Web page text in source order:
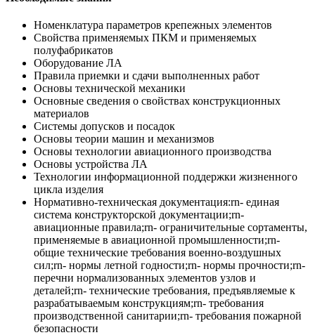
Номенклатура параметров крепежных элементов
Свойства применяемых ПКМ и применяемых
полуфабрикатов
Оборудование ЛА
Правила приемки и сдачи выполненных работ
Основы технической механики
Основные сведения о свойствах конструкционных
материалов
Системы допусков и посадок
Основы теории машин и механизмов
Основы технологии авиационного производства
Основы устройства ЛА
Технологии информационной поддержки жизненного
цикла изделия
Нормативно-техническая документация:rn- единая
система конструкторской документации;rn-
авиационные правила;rn- ограничительные сортаменты,
применяемые в авиационной промышленности;rn-
общие технические требования военно-воздушных
сил;rn- нормы летной годности;rn- нормы прочности;rn-
перечни нормализованных элементов узлов и
деталей;rn- технические требования, предъявляемые к
разрабатываемым конструкциям;rn- требования
производственной санитарии;rn- требования пожарной
безопасности